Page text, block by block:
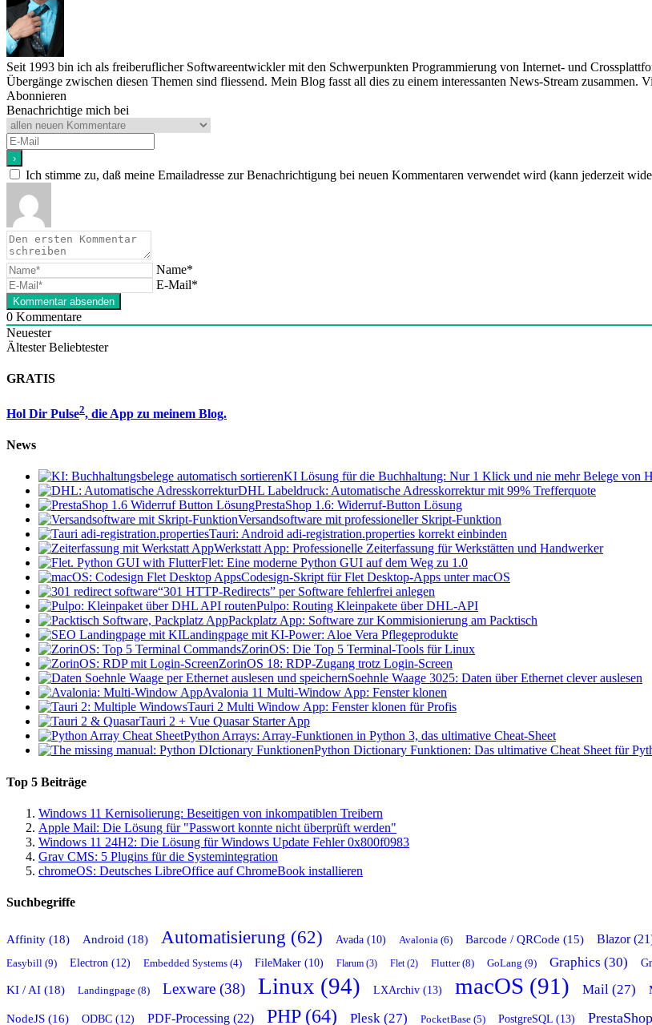
Seit 1993 bin ich als freiberuflicher Softwareentwickler mit den Schwerpunkten Programmierung von Internet- und
Übergänge zwischen diesen Themen sind fliessend. Mein Blog fasst all dies zu einem interessanten News-Stream zusammen.
Abonnieren
Benachrichtige mich bei
Ich stimme zu, daß meine Emailadresse zur Benachrichtigung bei neuen Kommentaren verwendet wird (kann jederzeit
Name*
E-Mail*
0 Kommentare
Neuester
Ältester Beliebtester
GRATIS
Hol Dir Pulse2, die App zu meinem Blog.
News
KI Lösung für die Buchhaltung: Nur 1 Klick und nie mehr Belege von
DHL Labeldruck: Automatische Adresskorrektur mit 99% Trefferquote
PrestaShop 1.6: Widerruf-Button Lösung
Versandsoftware mit professioneller Skript-Funktion
Tauri: Android adi-registration.properties korrekt einbinden
Werkstatt App: Professionelle Zeiterfassung für Werkstätten und Handwerker
Flet: Eine moderne Python GUI auf dem Weg zu 1.0
Codesign-Skript für Flet Desktop-Apps unter macOS
“301 HTTP-Redirects” per Software fehlerfrei anlegen
Pulpo: Routing Kleinpakete über DHL-API
Packplatz App: Software zur Kommisionierung am Packtisch
Landingpage mit KI-Power: Aloe Vera Pflegeprodukte
ZorinOS: Die Top 5 Terminal-Tools für Linux
ZorinOS 18: RDP-Zugang trotz Login-Screen
Soehnle Waage 3025: Daten über Ethernet clever auslesen
Avalonia 11 Multi-Window App: Fenster klonen
Tauri 2 Multi Window App: Fenster klonen für Profis
Tauri 2 + Vue Quasar Starter App
Python Arrays: Array-Funktionen in Python 3, das ultimative Cheat-Sheet
Python Dictionary Funktionen: Das ultimative Cheat Sheet für
Top 5 Beiträge
Windows 11 Kernisolierung: Beseitigen von inkompatiblen Treibern
Apple Mail: Die Lösung für "Passwort konnte nicht überprüft werden"
Windows 11 24H2: Die Lösung für Windows Update Fehler 0x800f0983
Grav CMS: 5 Plugins für die Systemintegration
chromeOS: Deutsches LibreOffice auf ChromeBook installieren
Suchbegriffe
Affinity (18) Android (18) Automatisierung (62) Avada (10) Avalonia (6) Barcode / QRCode (15) Blazor
Easybill (9) Electron (12) Embedded Systems (4) FileMaker (10) Flarum (3) Flet (2) Flutter (8) GoLang (9) Graphics (30)
KI / AI (18) Landingpage (8) Lexware (38) Linux (94) LXArchiv (13) macOS (91) Mail (27)
NodeJS (16) ODBC (12) PDF-Processing (22) PHP (64) Plesk (27) PocketBase (5) PostgreSQL (13)